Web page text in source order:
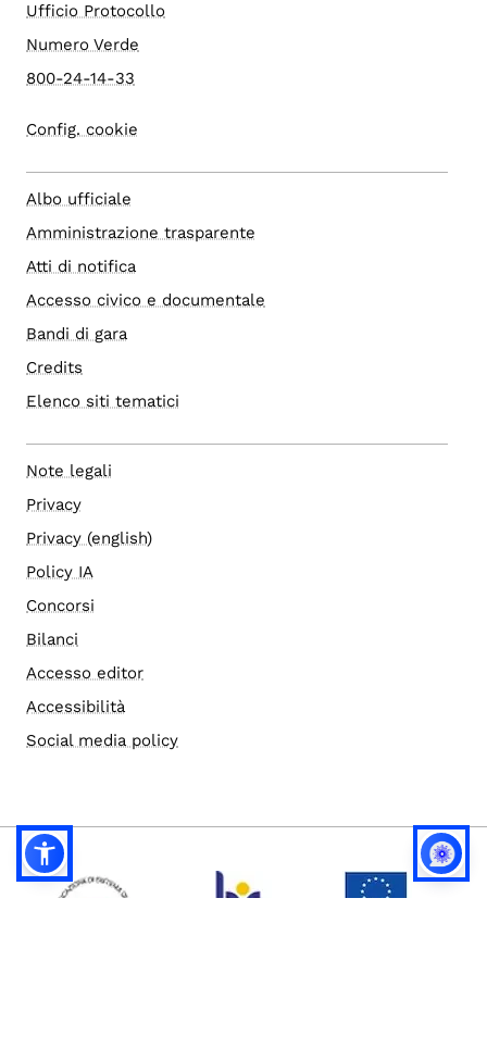
Ufficio Protocollo
Numero Verde
800-24-14-33
Config. cookie
Albo ufficiale
Amministrazione trasparente
Atti di notifica
Accesso civico e documentale
Bandi di gara
Credits
Elenco siti tematici
Note legali
Privacy
Privacy (english)
Policy IA
Concorsi
Bilanci
Accesso editor
Accessibilità
Social media policy